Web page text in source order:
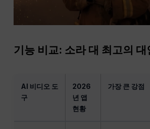
기능 비교: 소라 대 최고의 대
AI 비디오 도
구
2026
년 앱
현황
가장 큰 강점